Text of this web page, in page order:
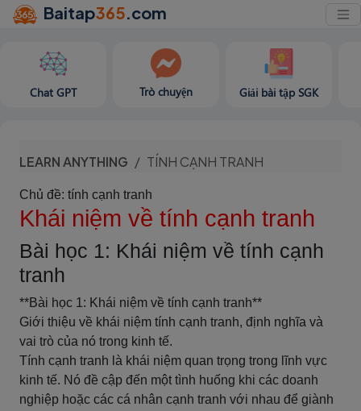
Baitap365.com
Chat GPT Trò chuyện Giải bài tập SGK
LEARN ANYTHING TÍNH CẠNH TRANH
Chủ đề: tính cạnh tranh
Khái niệm về tính cạnh tranh
Bài học 1: Khái niệm về tính cạnh
tranh
**Bài học 1: Khái niệm về tính cạnh tranh**
Giới thiệu về khái niệm tính cạnh tranh, định nghĩa và
vai trò của nó trong kinh tế.
Tính cạnh tranh là khái niệm quan trọng trong lĩnh vực
kinh tế. Nó đề cập đến một tình huống khi các doanh
nghiệp hoặc các cá nhân cạnh tranh với nhau để giành